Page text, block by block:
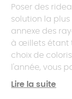
Poser des
solution la
annexe des
à œillets étant
choix de
l'année, vous
guise. Vous
Lire la suite